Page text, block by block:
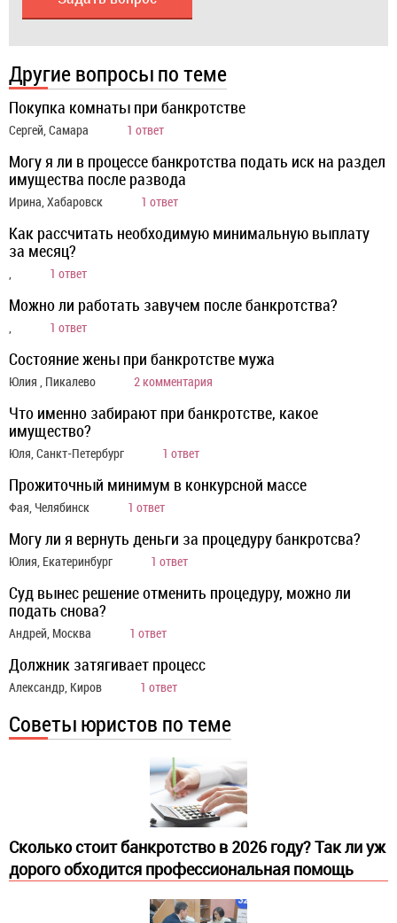
Другие вопросы по теме
Покупка комнаты при банкротстве
Сергей, Самара 1 ответ
Могу я ли в процессе банкротства подать иск на раздел
имущества после развода
Ирина, Хабаровск 1 ответ
Как рассчитать необходимую минимальную выплату
за месяц?
, 1 ответ
Можно ли работать завучем после банкротства?
, 1 ответ
Состояние жены при банкротстве мужа
Юлия , Пикалево 2 комментария
Что именно забирают при банкротстве, какое
имущество?
Юля, Санкт-Петербург 1 ответ
Прожиточный минимум в конкурсной массе
Фая, Челябинск 1 ответ
Могу ли я вернуть деньги за процедуру банкротсва?
Юлия, Екатеринбург 1 ответ
Суд вынес решение отменить процедуру, можно ли
подать снова?
Андрей, Москва 1 ответ
Должник затягивает процесс
Александр, Киров 1 ответ
Советы юристов по теме
Сколько стоит банкротство в 2026 году? Так ли уж
дорого обходится профессиональная помощь